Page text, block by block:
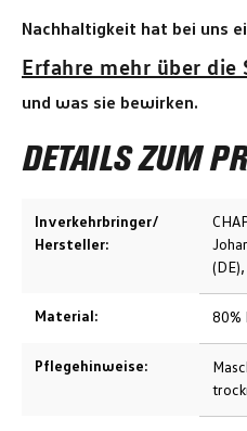
Nachhaltigkeit hat bei uns
Erfahre mehr über die
und was sie bewirken.
DETAILS ZUM
Inverkehrbringer/
Hersteller:
Material: 80%
Pflegehinweise: